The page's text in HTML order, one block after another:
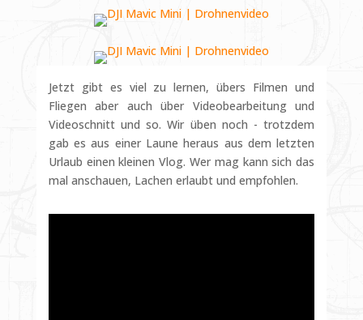
Jetzt gibt es viel zu lernen, übers Filmen und
Fliegen aber auch über Videobearbeitung und
Videoschnitt und so. Wir üben noch - trotzdem
gab es aus einer Laune heraus aus dem letzten
Urlaub einen kleinen Vlog. Wer mag kann sich das
mal anschauen, Lachen erlaubt und empfohlen.